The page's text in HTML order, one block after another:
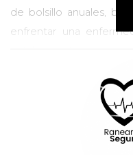
de bolsillo anuales,
enfrentar una
Cobertura amplia:
Una de las
Salud de Obamacare
de seguro deben